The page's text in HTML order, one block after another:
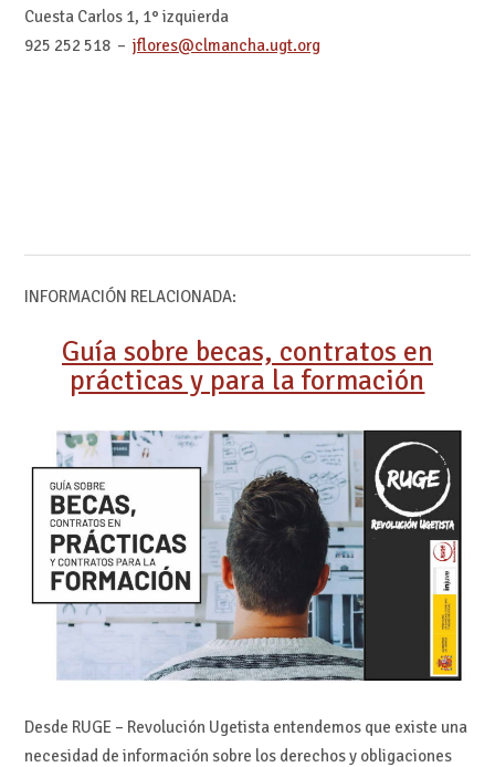
Cuesta Carlos 1, 1° izquierda
925 252 518 – jflores@clmancha.ugt.org
INFORMACIÓN RELACIONADA:
Guía sobre becas, contratos en
prácticas y para la formación
Desde RUGE – Revolución Ugetista entendemos que existe una
necesidad de información sobre los derechos y obligaciones